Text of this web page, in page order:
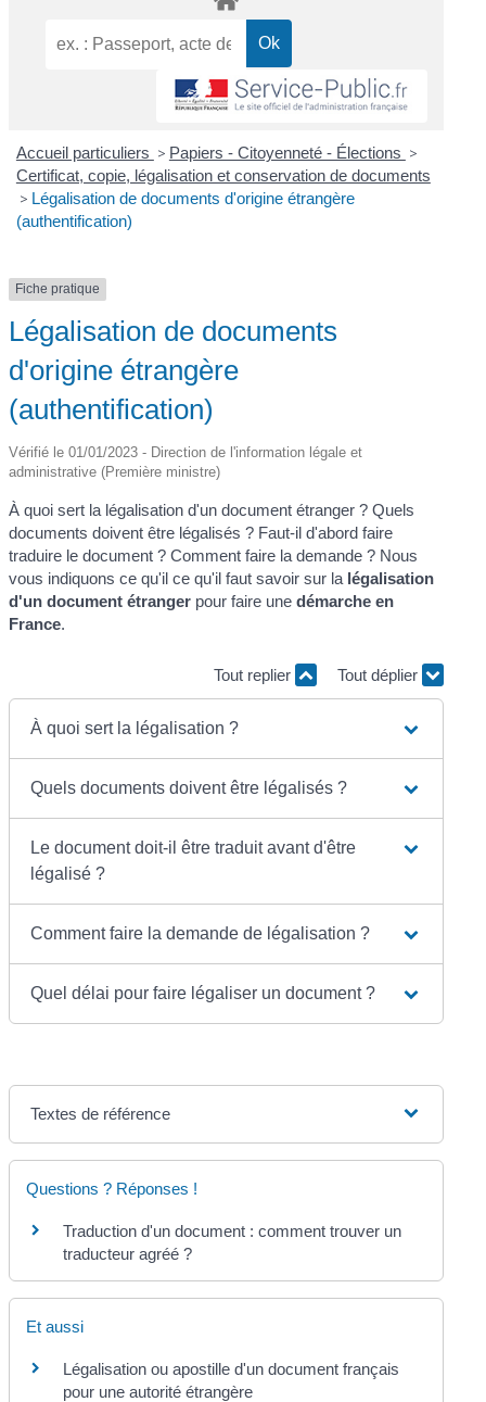
Accueil particuliers > Papiers - Citoyenneté - Élections >
Certificat, copie, légalisation et conservation de documents
> Légalisation de documents d'origine étrangère
(authentification)
Fiche pratique
Légalisation de documents
d'origine étrangère
(authentification)
Vérifié le 01/01/2023 - Direction de l'information légale et
administrative (Première ministre)
À quoi sert la légalisation d'un document étranger ? Quels
documents doivent être légalisés ? Faut-il d'abord faire
traduire le document ? Comment faire la demande ? Nous
vous indiquons ce qu'il ce qu'il faut savoir sur la légalisation
d'un document étranger pour faire unedémarche en
France.
Tout replier Tout déplier
À quoi sert la légalisation ?
Quels documents doivent être légalisés ?
Le document doit-il être traduit avant d'être
légalisé ?
Comment faire la demande de légalisation ?
Quel délai pour faire légaliser un document ?
Textes de référence
Questions ? Réponses !
Traduction d'un document : comment trouver un
traducteur agréé ?
Et aussi
Légalisation ou apostille d'un document français
pour une autorité étrangère